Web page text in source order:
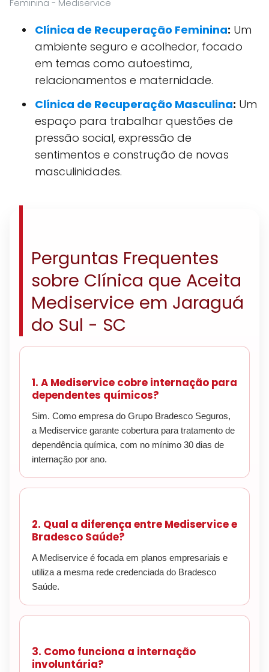
Feminina - Mediservice
Clínica de Recuperação Feminina: Um
ambiente seguro e acolhedor, focado
em temas como autoestima,
relacionamentos e maternidade.
Clínica de Recuperação Masculina: Um
espaço para trabalhar questões de
pressão social, expressão de
sentimentos e construção de novas
masculinidades.
Perguntas Frequentes
sobre Clínica que Aceita
Mediservice em Jaraguá
do Sul - SC
1. A Mediservice cobre internação para
dependentes químicos?
Sim. Como empresa do Grupo Bradesco Seguros,
a Mediservice garante cobertura para tratamento de
dependência química, com no mínimo 30 dias de
internação por ano.
2. Qual a diferença entre Mediservice e
Bradesco Saúde?
A Mediservice é focada em planos empresariais e
utiliza a mesma rede credenciada do Bradesco
Saúde.
3. Como funciona a internação
involuntária?